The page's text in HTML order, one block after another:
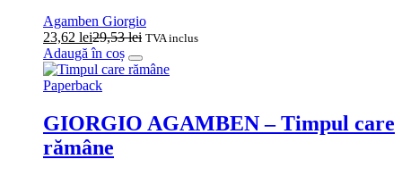
Agamben Giorgio
23,62 lei29,53lei TVA inclus
Adaugă în coș
Paperback
GIORGIO AGAMBEN – Timpul care
rămâne